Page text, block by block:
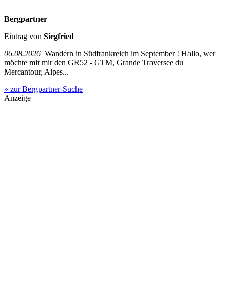
Bergpartner
Eintrag von Siegfried
06.08.2026 Wandern in Südfrankreich im September ! Hallo, wer
möchte mit mir den GR52 - GTM, Grande Traversee du
Mercantour, Alpes...
» zur Bergpartner-Suche
Anzeige